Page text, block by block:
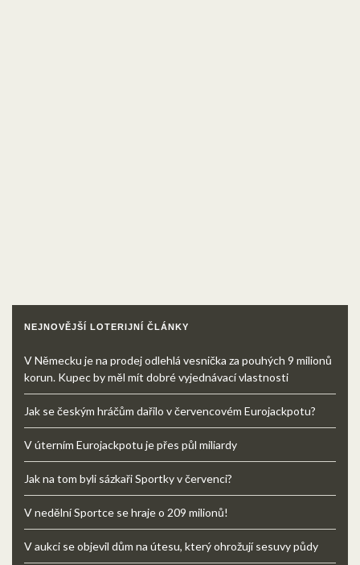
NEJNOVĚJŠÍ LOTERIJNÍ ČLÁNKY
V Německu je na prodej odlehlá vesnička za pouhých 9 milionů
korun. Kupec by měl mít dobré vyjednávací vlastnosti
Jak se českým hráčům dařilo v červencovém Eurojackpotu?
V úterním Eurojackpotu je přes půl miliardy
Jak na tom byli sázkaři Sportky v červenci?
V nedělní Sportce se hraje o 209 milionů!
V aukci se objevil dům na útesu, který ohrožují sesuvy půdy